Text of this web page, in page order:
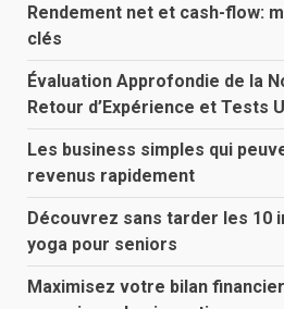
Rendement net et cash-flow:
clés
Évaluation Approfondie de la
Retour d’Expérience et Tests
Les business simples qui
revenus rapidement
Découvrez sans tarder les 10
yoga pour seniors
Maximisez votre bilan